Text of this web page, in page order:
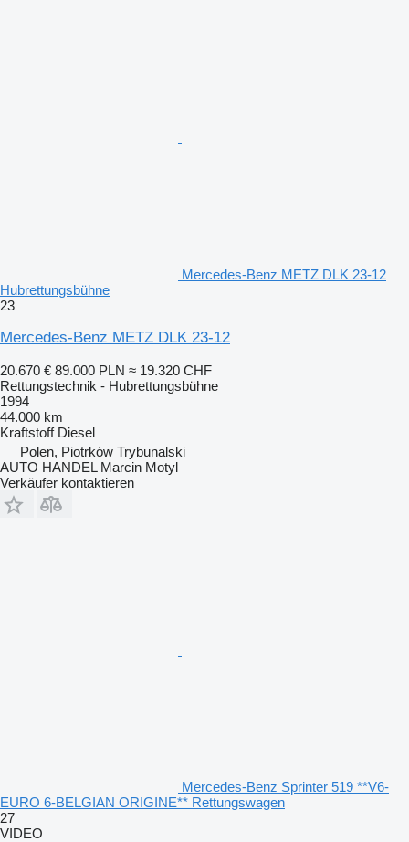
Mercedes-Benz METZ DLK 23-12
Hubrettungsbühne
23
Mercedes-Benz METZ DLK 23-12
20.670 € 89.000 PLN ≈ 19.320 CHF
Rettungstechnik - Hubrettungsbühne
1994
44.000 km
Kraftstoff Diesel
Polen, Piotrków Trybunalski
AUTO HANDEL Marcin Motyl
Verkäufer kontaktieren
Mercedes-Benz Sprinter 519 **V6-
EURO 6-BELGIAN ORIGINE** Rettungswagen
27
VIDEO